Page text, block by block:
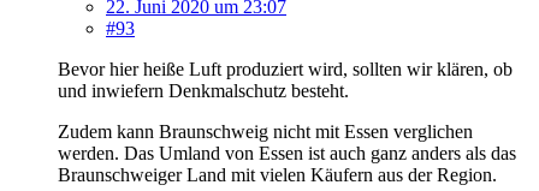
22. Juni 2020 um 23:07
#93
Bevor hier heiße Luft produziert wird, sollten wir klären, ob
und inwiefern Denkmalschutz besteht.
Zudem kann Braunschweig nicht mit Essen verglichen
werden. Das Umland von Essen ist auch ganz anders als das
Braunschweiger Land mit vielen Käufern aus der Region.